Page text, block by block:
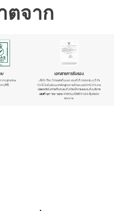
ตจาก